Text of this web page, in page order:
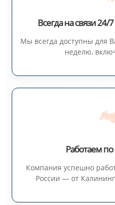
Всегда на связи
Мы всегда доступны для
неделю,
Работаем
Компания успешно
России — от